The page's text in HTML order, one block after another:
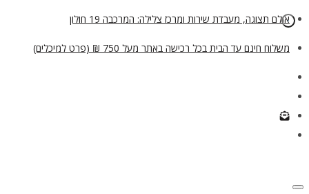
אולם תצוגה, מעבדת שירות ומרכז צלילה: המרכבה 19 חולון
משלוח חינם עד הבית בכל רכישה באתר מעל 750 ₪ (פרט למיכלים)